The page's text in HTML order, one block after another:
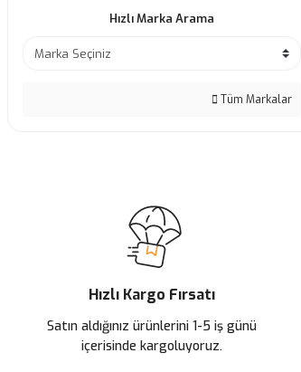
Hızlı Marka Arama
Tüm Markalar
Hızlı Kargo Fırsatı
Satın aldığınız ürünlerini 1-5 iş günü
içerisinde kargoluyoruz.